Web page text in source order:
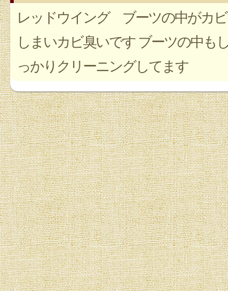
レッドウイング ブーツの中がカ
しまいカビ臭いです ブーツの中も
っかりクリーニングしてます